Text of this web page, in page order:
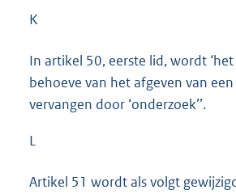
K
In artikel 50, eerste lid, wordt
behoeve van het afgeven van een
vervangen door ‘onderzoek’’.
L
Artikel 51 wordt als volgt